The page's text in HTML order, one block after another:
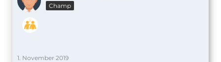
Champ
1. November 2019